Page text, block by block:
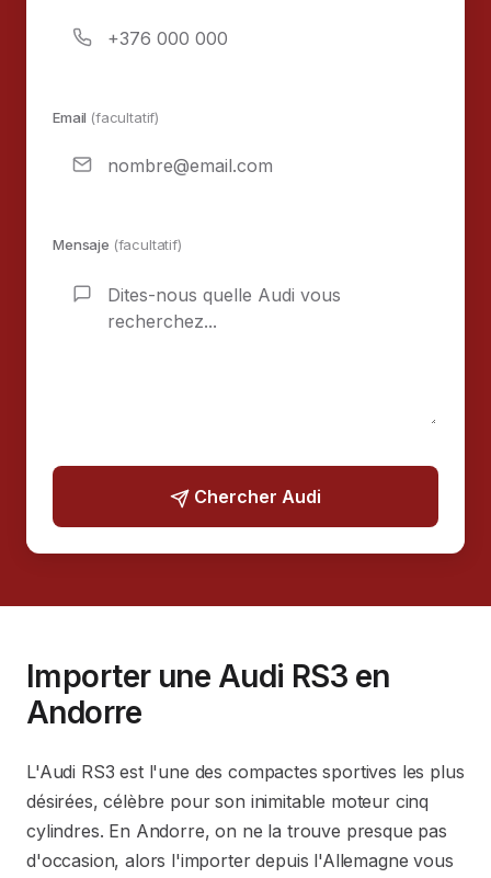
Email (facultatif)
Mensaje (facultatif)
Chercher Audi
Importer une Audi RS3 en
Andorre
L'Audi RS3 est l'une des compactes sportives les plus
désirées, célèbre pour son inimitable moteur cinq
cylindres. En Andorre, on ne la trouve presque pas
d'occasion, alors l'importer depuis l'Allemagne vous